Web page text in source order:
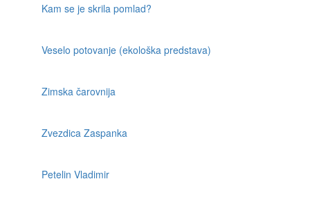
Kam se je skrila pomlad?
Veselo potovanje (ekološka predstava)
Zimska čarovnija
Zvezdica Zaspanka
Petelin Vladimir